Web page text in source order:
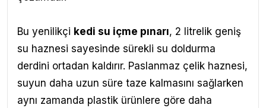
Bu yenilikçi kedi su içme pınarı, 2 litrelik geniş
su haznesi sayesinde sürekli su doldurma
derdini ortadan kaldırır. Paslanmaz çelik haznesi,
suyun daha uzun süre taze kalmasını sağlarken
aynı zamanda plastik ürünlere göre daha